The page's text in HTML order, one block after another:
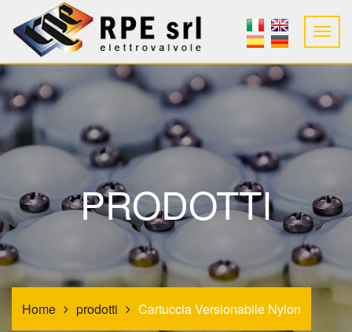
PRODOTTI
Home prodotti Cartuccia Versionabile Nylon